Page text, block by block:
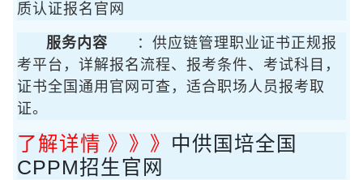
质认证报名官网
服务内容
：供应链管理职业证书正规报
考平台，详解报名流程、报考条件、考试科目，
证书全国通用官网可查，适合职场人员报考取
证。
了解详情 》》》 中供国培全国
CPPM招生官网